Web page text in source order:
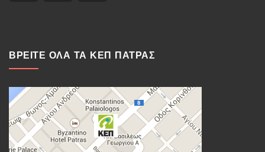
ΒΡΕΙΤΕ ΟΛΑ ΤΑ ΚΕΠ ΠΑΤΡΑΣ